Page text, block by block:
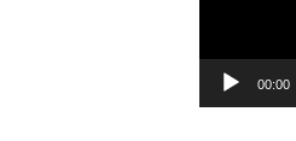
00:00